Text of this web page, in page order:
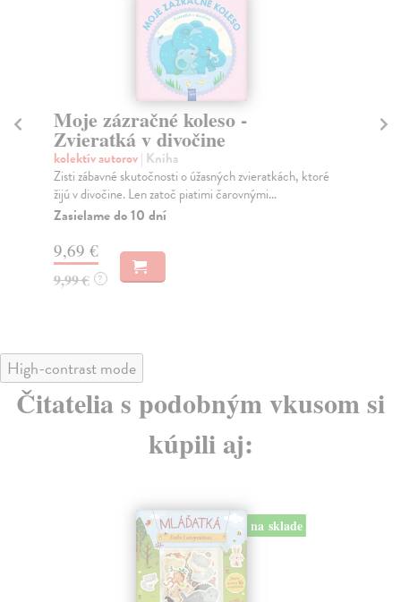
Moje zázračné koleso - Zvieratá
z farmy
kolektív autorov| Kniha
Zisti zábavné skutočnosti o úžasných zvieratkách, ktoré
žijú na farme. Len zatoč piatimi čarovnými k...
Na sklade ?
9,69 €
9,99 € ?
High-contrast mode
Čitatelia s podobným vkusom si
kúpili aj: